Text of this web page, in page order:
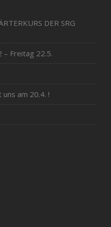
DER SRG
– Freitag 22.5.
uns am 20.4. !